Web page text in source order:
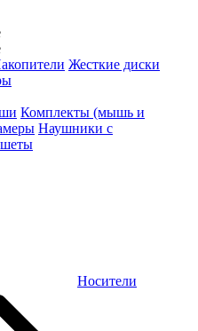
Жесткие диски
Комплекты (мышь и
Наушники с
Носители